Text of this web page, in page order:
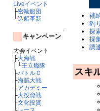
Liveイベント
├密輸船団
└造船革新
↑
キャンペーン
大会イベント
├大海戦
│└王立艦隊
├バトルＣ
├海賊大戦
├アカデミー
├大投資戦
├文化投資
補
釣り
探
採
調
スキ